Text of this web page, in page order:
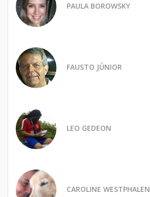
PAULA BOROWSKY
FAUSTO JÚNIOR
LEO GEDEON
CAROLINE WESTPHALEN